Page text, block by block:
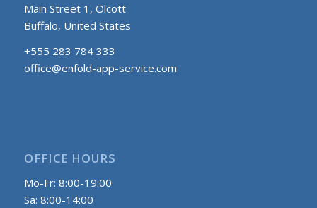
Main Street 1, Olcott
Buffalo, United States
+555 283 784 333
office@enfold-app-service.com
OFFICE HOURS
Mo-Fr: 8:00-19:00
Sa: 8:00-14:00